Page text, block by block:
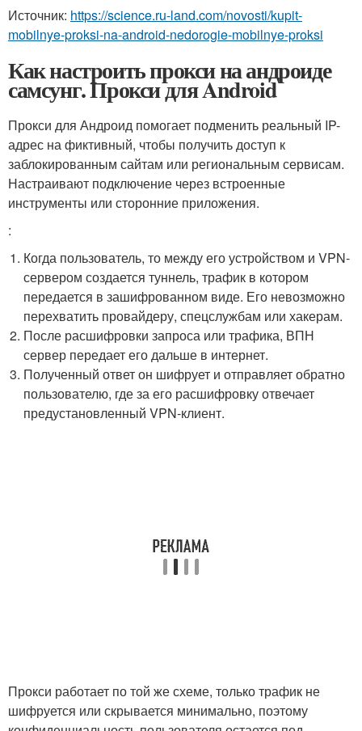
Источник: https://science.ru-land.com/novosti/kupit-
mobilnye-proksi-na-android-nedorogie-mobilnye-proksi
Как настроить прокси на андроиде
самсунг. Прокси для Android
Прокси для Андроид помогает подменить реальный IP-
адрес на фиктивный, чтобы получить доступ к
заблокированным сайтам или региональным сервисам.
Настраивают подключение через встроенные
инструменты или сторонние приложения.
:
Когда пользователь, то между его устройством и VPN-
сервером создается туннель, трафик в котором
передается в зашифрованном виде. Его невозможно
перехватить провайдеру, спецслужбам или хакерам.
После расшифровки запроса или трафика, ВПН
сервер передает его дальше в интернет.
Полученный ответ он шифрует и отправляет обратно
пользователю, где за его расшифровку отвечает
предустановленный VPN-клиент.
Прокси работает по той же схеме, только трафик не
шифруется или скрывается минимально, поэтому